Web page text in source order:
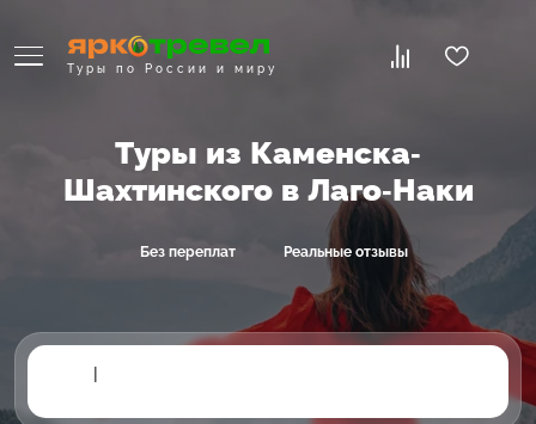
Туры по России и миру
Туры из Каменска-
Шахтинского в Лаго-Наки
Без переплат Реальные отзывы
|